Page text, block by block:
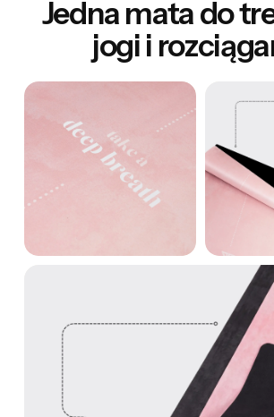
Jedna mata do
jogi i